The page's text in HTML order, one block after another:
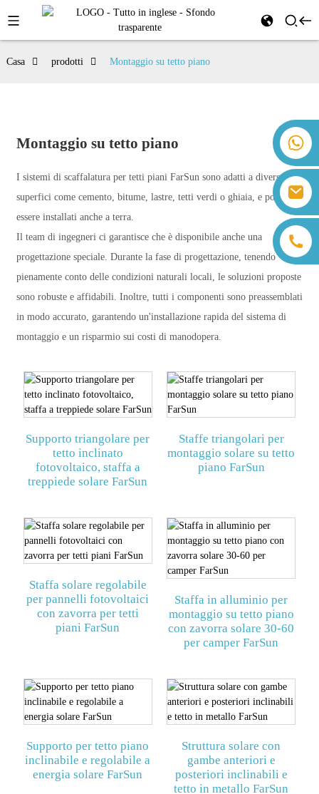
+86 18259071452 Hanna Lee
+86 18350266301 Iris Hong
+86 18806057002 Sanborn Guo
Casa prodotti Montaggio su tetto piano
Montaggio su tetto piano
I sistemi di scaffalatura per tetti piani FarSun sono adatti a diverse
superfici come cemento, bitume, lastre, tetti verdi o ghiaia, e possono
essere installati anche a terra.
Il team di ingegneri ci garantisce che è disponibile anche una
progettazione speciale. Durante la fase di progettazione, tenendo
pienamente conto delle condizioni naturali locali, le soluzioni proposte
sono robuste e affidabili. Inoltre, tutti i componenti sono preassemblati
in modo accurato, garantendo un'installazione rapida del sistema di
montaggio e un risparmio sui costi di manodopera.
Supporto triangolare per
tetto inclinato
fotovoltaico, staffa a
treppiede solare FarSun
Staffe triangolari per
montaggio solare su tetto
piano FarSun
Staffa solare regolabile
per pannelli fotovoltaici
con zavorra per tetti
piani FarSun
Staffa in alluminio per
montaggio su tetto piano
con zavorra solare 30-60
per camper FarSun
Supporto per tetto piano
inclinabile e regolabile a
energia solare FarSun
Struttura solare con
gambe anteriori e
posteriori inclinabili e
tetto in metallo FarSun